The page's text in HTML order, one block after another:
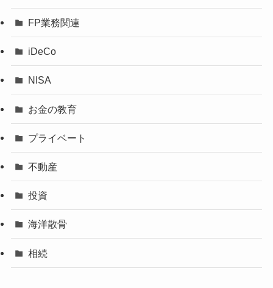
FP業務関連
iDeCo
NISA
お金の教育
プライベート
不動産
投資
海洋散骨
相続